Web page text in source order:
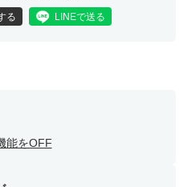
る LINEで送る
能をOFF